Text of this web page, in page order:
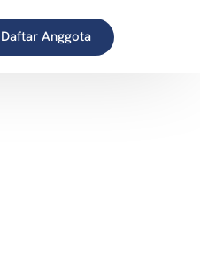
Daftar Anggota